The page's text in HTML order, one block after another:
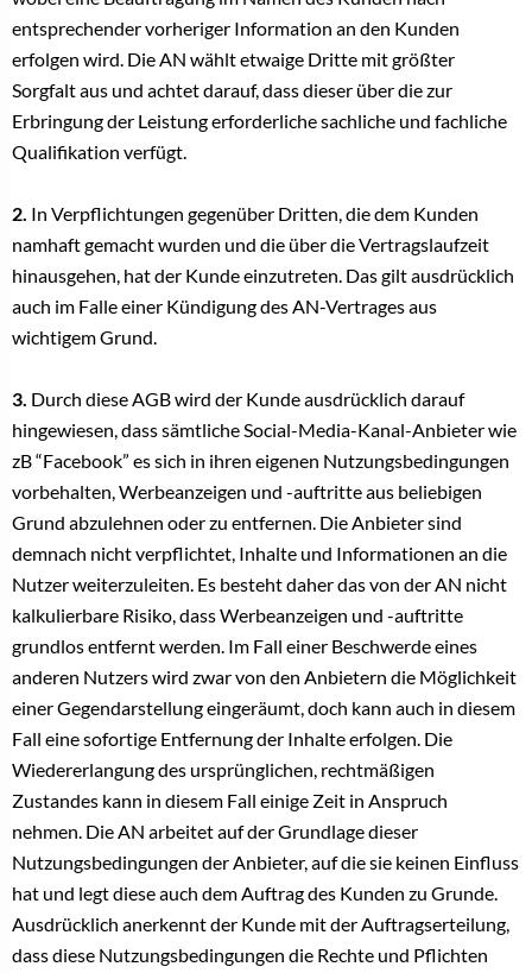
entsprechender vorheriger Information an den Kunden
erfolgen wird. Die AN wählt etwaige Dritte mit größter
Sorgfalt aus und achtet darauf, dass dieser über die zur
Erbringung der Leistung erforderliche sachliche und fachliche
Qualifikation verfügt.
2. In Verpflichtungen gegenüber Dritten, die dem Kunden
namhaft gemacht wurden und die über die Vertragslaufzeit
hinausgehen, hat der Kunde einzutreten. Das gilt ausdrücklich
auch im Falle einer Kündigung des AN-Vertrages aus
wichtigem Grund.
3. Durch diese AGB wird der Kunde ausdrücklich darauf
hingewiesen, dass sämtliche Social-Media-Kanal-Anbieter wie
zB “Facebook” es sich in ihren eigenen Nutzungsbedingungen
vorbehalten, Werbeanzeigen und -auftritte aus beliebigen
Grund abzulehnen oder zu entfernen. Die Anbieter sind
demnach nicht verpflichtet, Inhalte und Informationen an die
Nutzer weiterzuleiten. Es besteht daher das von der AN nicht
kalkulierbare Risiko, dass Werbeanzeigen und -auftritte
grundlos entfernt werden. Im Fall einer Beschwerde eines
anderen Nutzers wird zwar von den Anbietern die Möglichkeit
einer Gegendarstellung eingeräumt, doch kann auch in diesem
Fall eine sofortige Entfernung der Inhalte erfolgen. Die
Wiedererlangung des ursprünglichen, rechtmäßigen
Zustandes kann in diesem Fall einige Zeit in Anspruch
nehmen. Die AN arbeitet auf der Grundlage dieser
Nutzungsbedingungen der Anbieter, auf die sie keinen Einfluss
hat und legt diese auch dem Auftrag des Kunden zu Grunde.
Ausdrücklich anerkennt der Kunde mit der Auftragserteilung,
dass diese Nutzungsbedingungen die Rechte und Pflichten